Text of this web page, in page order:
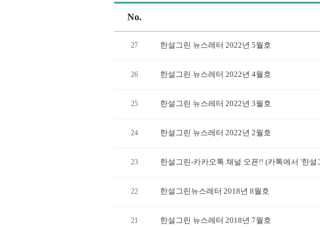
No.
27 한설그린 뉴스레터 2022년 5월호
26 한설그린 뉴스레터 2022년 4월호
25 한설그린 뉴스레터 2022년 3월호
24 한설그린 뉴스레터 2022년 2월호
23 한설그린-카카오톡 채널 오픈!! (카톡에서 '한설
22 한설그린뉴스레터 2018년 8월호
21 한설그린 뉴스레터 2018년 7월호